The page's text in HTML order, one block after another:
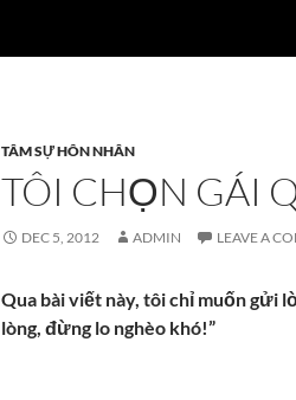
TÂM SỰ HÔN NHÂN
TÔI CHỌN GÁI
DEC 5, 2012 ADMIN LEAVE A
Qua bài viết này, tôi chỉ muốn gửi
lòng, đừng lo nghèo khó!”